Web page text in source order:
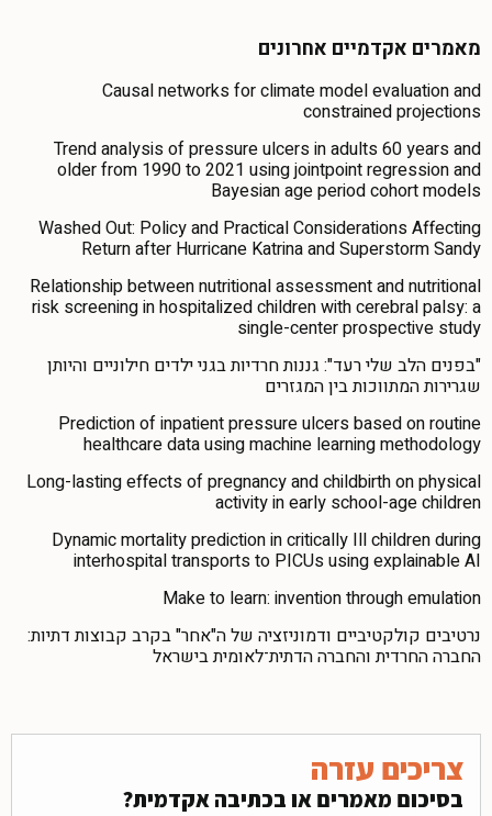
מאמרים אקדמיים אחרונים
Causal networks for climate model evaluation and
constrained projections
Trend analysis of pressure ulcers in adults 60 years and
older from 1990 to 2021 using jointpoint regression and
Bayesian age period cohort models
Washed Out: Policy and Practical Considerations Affecting
Return after Hurricane Katrina and Superstorm Sandy
Relationship between nutritional assessment and nutritional
risk screening in hospitalized children with cerebral palsy: a
single-center prospective study
"בפנים הלב שלי רעד": גננות חרדיות בגני ילדים חילוניים והיותן
שגרירות המתווכות בין המגזרים
Prediction of inpatient pressure ulcers based on routine
healthcare data using machine learning methodology
Long-lasting effects of pregnancy and childbirth on physical
activity in early school-age children
Dynamic mortality prediction in critically Ill children during
interhospital transports to PICUs using explainable AI
Make to learn: invention through emulation
נרטיבים קולקטיביים ודמוניזציה של ה"אחר" בקרב קבוצות דתיות:
החברה החרדית והחברה הדתית־לאומית בישראל
צריכים עזרה
בסיכום מאמרים או בכתיבה אקדמית?